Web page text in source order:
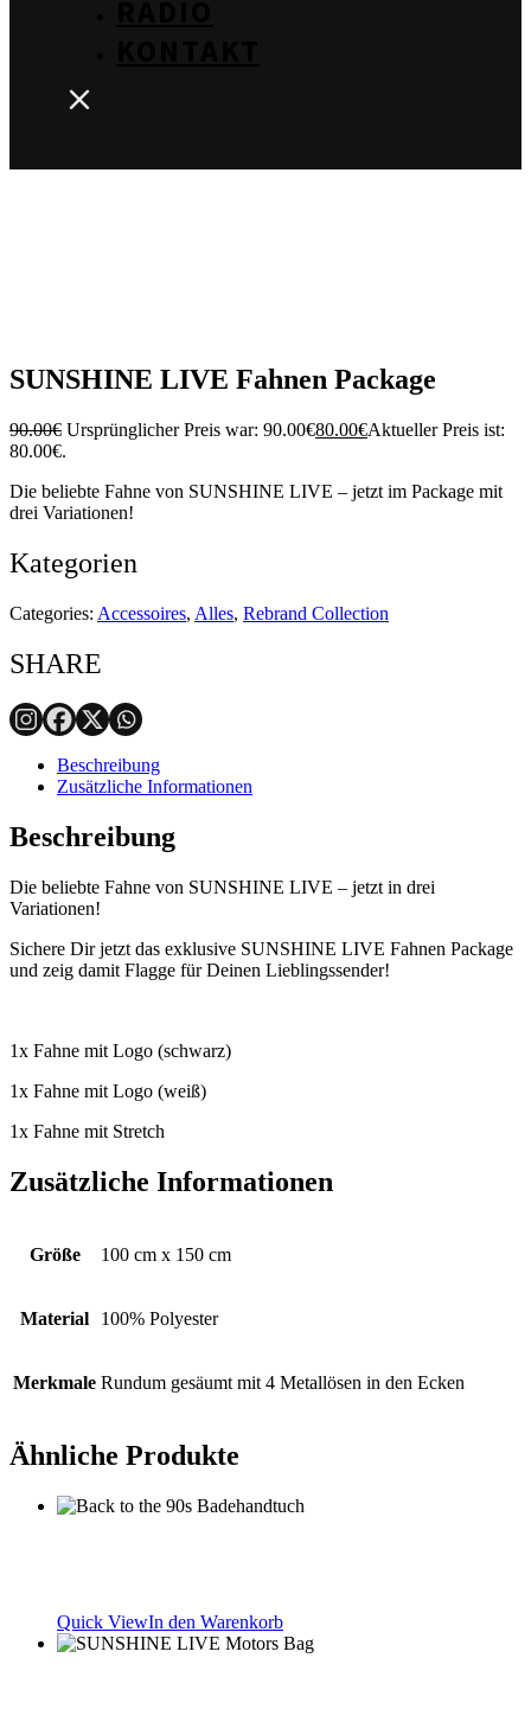
SUNSHINE LIVE Fahnen Package
90.00€ Ursprünglicher Preis war: 90.00€80.00€Aktueller Preis ist:
80.00€.
Die beliebte Fahne von SUNSHINE LIVE – jetzt im Package mit
drei Variationen!
Kategorien
Categories: Accessoires, Alles, Rebrand Collection
SHARE
Beschreibung
Zusätzliche Informationen
Beschreibung
Die beliebte Fahne von SUNSHINE LIVE – jetzt in drei
Variationen!
Sichere Dir jetzt das exklusive SUNSHINE LIVE Fahnen Package
und zeig damit Flagge für Deinen Lieblingssender!
1x Fahne mit Logo (schwarz)
1x Fahne mit Logo (weiß)
1x Fahne mit Stretch
Zusätzliche Informationen
Größe 100 cm x 150 cm
Material 100% Polyester
Merkmale Rundum gesäumt mit 4 Metallösen in den Ecken
Ähnliche Produkte
Quick ViewIn den Warenkorb